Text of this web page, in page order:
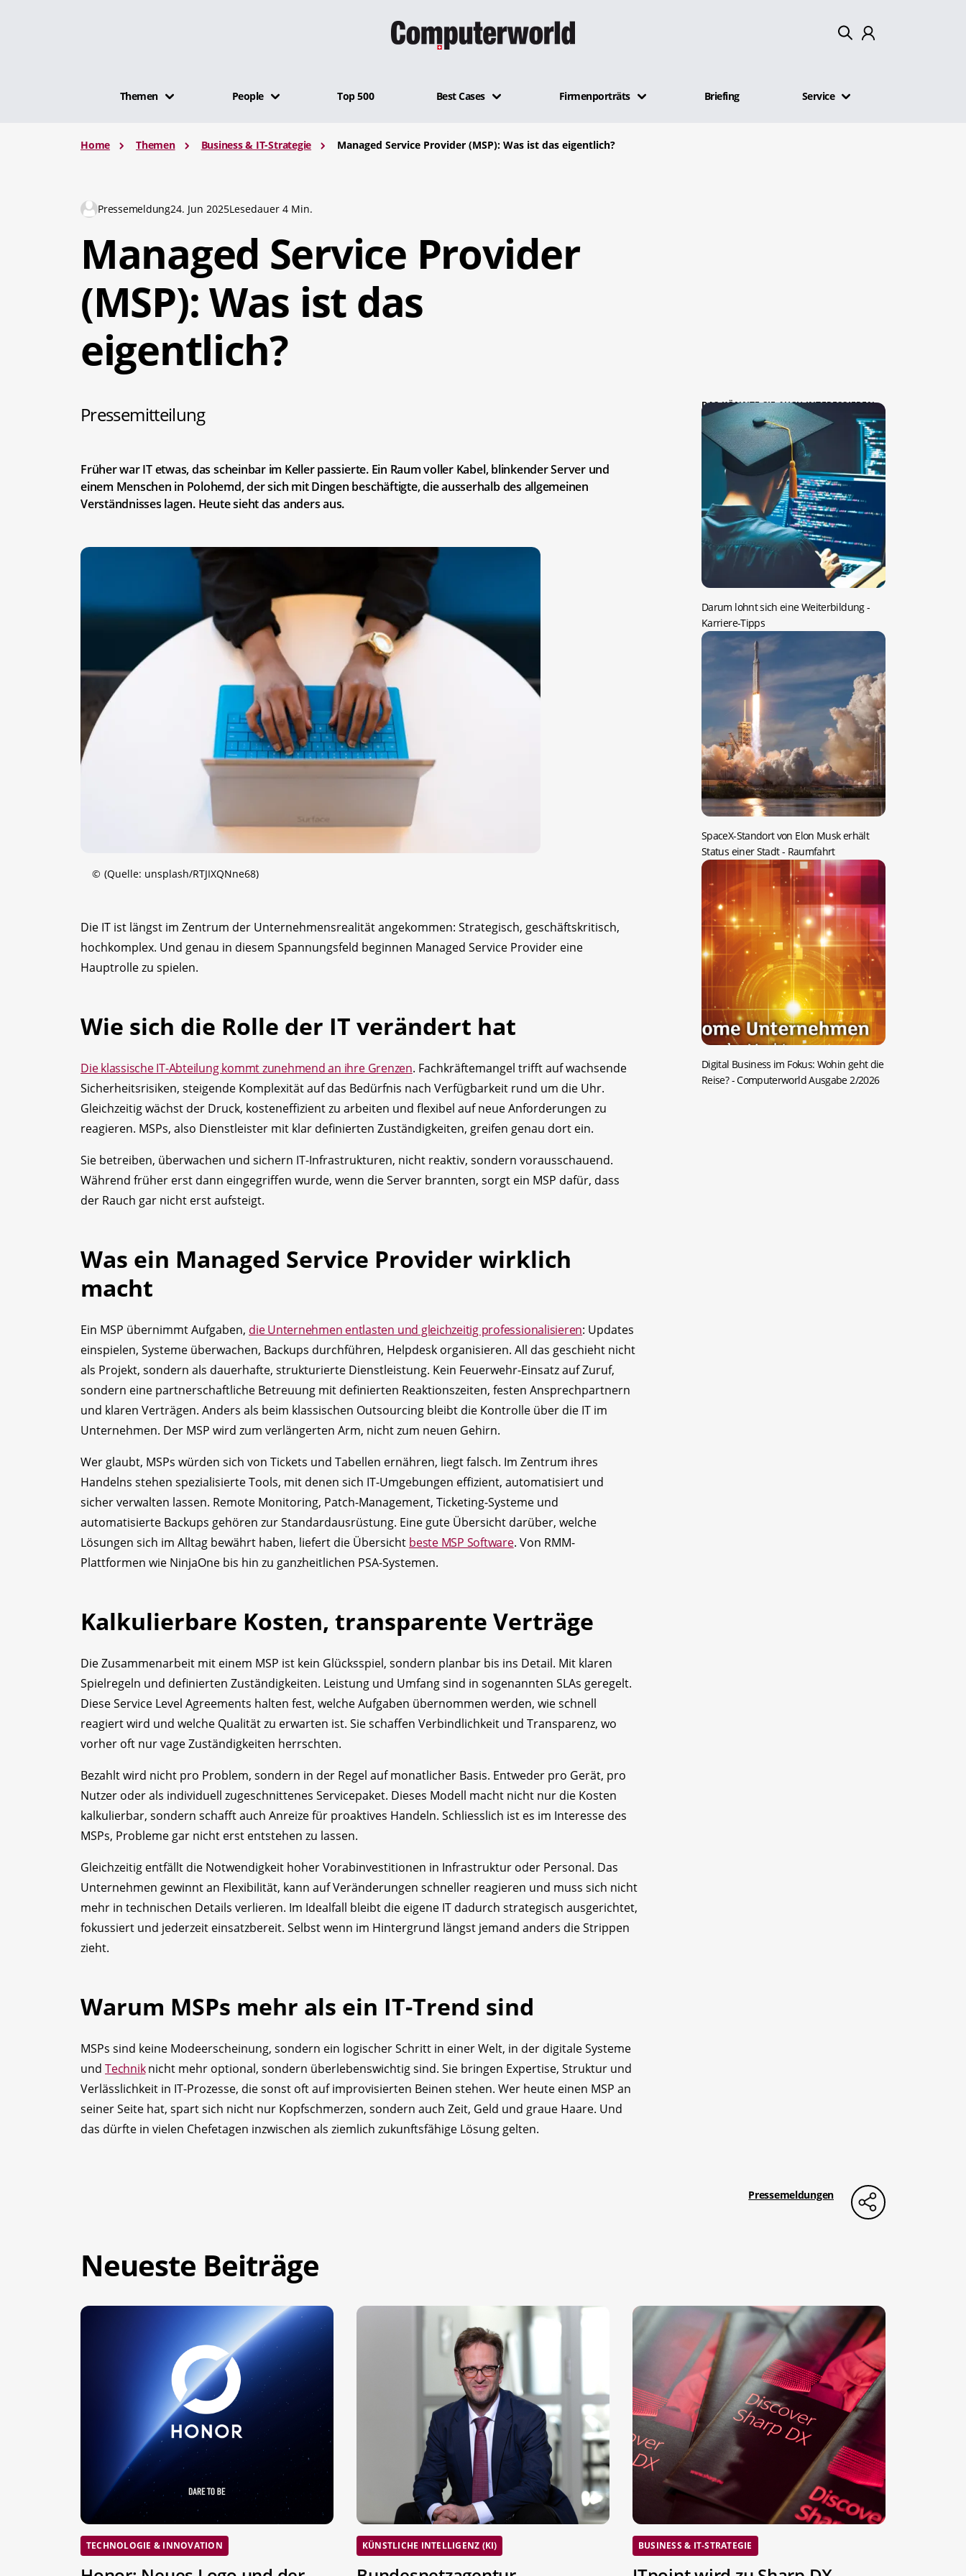
Themen People Top 500 Best Cases Firmenporträts Briefing Service
Home Themen Business & IT-Strategie Managed Service Provider (MSP): Was ist das eigentlich?
Pressemeldung24. Jun 2025Lesedauer 4 Min.
Managed Service Provider
(MSP): Was ist das
eigentlich?
Pressemitteilung
Früher war IT etwas, das scheinbar im Keller passierte. Ein Raum voller Kabel, blinkender Server und
einem Menschen in Polohemd, der sich mit Dingen beschäftigte, die ausserhalb des allgemeinen
Verständnisses lagen. Heute sieht das anders aus.
© (Quelle: unsplash/RTJIXQNne68)
Die IT ist längst im Zentrum der Unternehmensrealität angekommen: Strategisch, geschäftskritisch,
hochkomplex. Und genau in diesem Spannungsfeld beginnen Managed Service Provider eine
Hauptrolle zu spielen.
Wie sich die Rolle der IT verändert hat
Die klassische IT-Abteilung kommt zunehmend an ihre Grenzen. Fachkräftemangel trifft auf wachsende
Sicherheitsrisiken, steigende Komplexität auf das Bedürfnis nach Verfügbarkeit rund um die Uhr.
Gleichzeitig wächst der Druck, kosteneffizient zu arbeiten und flexibel auf neue Anforderungen zu
reagieren. MSPs, also Dienstleister mit klar definierten Zuständigkeiten, greifen genau dort ein.
Sie betreiben, überwachen und sichern IT-Infrastrukturen, nicht reaktiv, sondern vorausschauend.
Während früher erst dann eingegriffen wurde, wenn die Server brannten, sorgt ein MSP dafür, dass
der Rauch gar nicht erst aufsteigt.
Was ein Managed Service Provider wirklich
macht
Ein MSP übernimmt Aufgaben, die Unternehmen entlasten und gleichzeitig professionalisieren: Updates
einspielen, Systeme überwachen, Backups durchführen, Helpdesk organisieren. All das geschieht nicht
als Projekt, sondern als dauerhafte, strukturierte Dienstleistung. Kein Feuerwehr-Einsatz auf Zuruf,
sondern eine partnerschaftliche Betreuung mit definierten Reaktionszeiten, festen Ansprechpartnern
und klaren Verträgen. Anders als beim klassischen Outsourcing bleibt die Kontrolle über die IT im
Unternehmen. Der MSP wird zum verlängerten Arm, nicht zum neuen Gehirn.
Wer glaubt, MSPs würden sich von Tickets und Tabellen ernähren, liegt falsch. Im Zentrum ihres
Handelns stehen spezialisierte Tools, mit denen sich IT-Umgebungen effizient, automatisiert und
sicher verwalten lassen. Remote Monitoring, Patch-Management, Ticketing-Systeme und
automatisierte Backups gehören zur Standardausrüstung. Eine gute Übersicht darüber, welche
Lösungen sich im Alltag bewährt haben, liefert die Übersicht beste MSP Software. Von RMM-
Plattformen wie NinjaOne bis hin zu ganzheitlichen PSA-Systemen.
Kalkulierbare Kosten, transparente Verträge
Die Zusammenarbeit mit einem MSP ist kein Glücksspiel, sondern planbar bis ins Detail. Mit klaren
Spielregeln und definierten Zuständigkeiten. Leistung und Umfang sind in sogenannten SLAs geregelt.
Diese Service Level Agreements halten fest, welche Aufgaben übernommen werden, wie schnell
reagiert wird und welche Qualität zu erwarten ist. Sie schaffen Verbindlichkeit und Transparenz, wo
vorher oft nur vage Zuständigkeiten herrschten.
Bezahlt wird nicht pro Problem, sondern in der Regel auf monatlicher Basis. Entweder pro Gerät, pro
Nutzer oder als individuell zugeschnittenes Servicepaket. Dieses Modell macht nicht nur die Kosten
kalkulierbar, sondern schafft auch Anreize für proaktives Handeln. Schliesslich ist es im Interesse des
MSPs, Probleme gar nicht erst entstehen zu lassen.
Gleichzeitig entfällt die Notwendigkeit hoher Vorabinvestitionen in Infrastruktur oder Personal. Das
Unternehmen gewinnt an Flexibilität, kann auf Veränderungen schneller reagieren und muss sich nicht
mehr in technischen Details verlieren. Im Idealfall bleibt die eigene IT dadurch strategisch ausgerichtet,
fokussiert und jederzeit einsatzbereit. Selbst wenn im Hintergrund längst jemand anders die Strippen
zieht.
Warum MSPs mehr als ein IT-Trend sind
MSPs sind keine Modeerscheinung, sondern ein logischer Schritt in einer Welt, in der digitale Systeme
und Techniknicht mehr optional, sondern überlebenswichtig sind. Sie bringen Expertise, Struktur und
Verlässlichkeit in IT-Prozesse, die sonst oft auf improvisierten Beinen stehen. Wer heute einen MSP an
seiner Seite hat, spart sich nicht nur Kopfschmerzen, sondern auch Zeit, Geld und graue Haare. Und
das dürfte in vielen Chefetagen inzwischen als ziemlich zukunftsfähige Lösung gelten.
DAS KÖNNTE SIE AUCH INTERESSIEREN:
Darum lohnt sich eine Weiterbildung-
Karriere-Tipps
SpaceX-Standort von Elon Musk erhält
Status einer Stadt- Raumfahrt
Digital Business im Fokus: Wohin geht die
Reise?- Computerworld Ausgabe 2/2026
Pressemeldungen
Neueste Beiträge
TECHNOLOGIE & INNOVATION KÜNSTLICHE INTELLIGENZ (KI) BUSINESS & IT-STRATEGIE